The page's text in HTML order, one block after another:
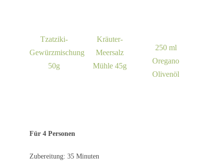
WARENKORB
/
Tzatziki-
Gewürzmischung
50g
WARENKORB
/
Kräuter-
Meersalz
Mühle 45g
IN DEN
/
250 ml
Oregano
Olivenöl
Für 4 Personen
Zubereitung: 35 Minuten